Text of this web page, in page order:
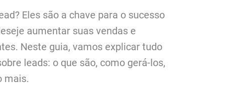
Eles são a chave para o sucesso
aumentar suas vendas e
Neste guia, vamos explicar tudo
leads: o que são, como gerá-los,
mais.